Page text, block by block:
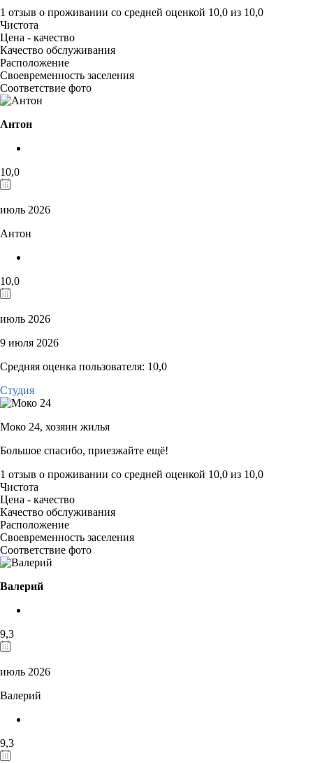
1 отзыв о проживании со средней оценкой 10,0 из 10,0
Чистота
Цена - качество
Качество обслуживания
Расположение
Своевременность заселения
Соответствие фото
Антон
10,0
июль 2026
Антон
10,0
июль 2026
9 июля 2026
Средняя оценка пользователя: 10,0
Студия
Моко 24, хозяин жилья
Большое спасибо, приезжайте ещё!
1 отзыв о проживании со средней оценкой 10,0 из 10,0
Чистота
Цена - качество
Качество обслуживания
Расположение
Своевременность заселения
Соответствие фото
Валерий
9,3
июль 2026
Валерий
9,3